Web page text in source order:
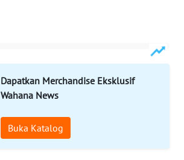
Dapatkan Merchandise Eksklusif
Wahana News
Buka Katalog